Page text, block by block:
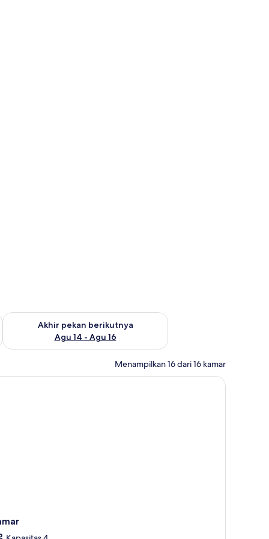
Agu 7 - Agu 9
Akhir pekan berikutnya
Agu 14 - Agu 16
Periksa ketersediaan untuk akhir pekan berikutnya Agu 14 -
Menampilkan 16 dari 16 kamar
dan setrika/meja setrika